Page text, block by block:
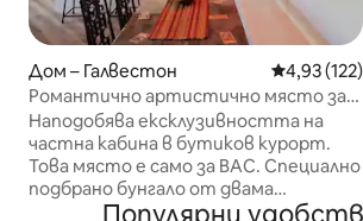
Дом – Галвестон Средна
4,93 (122)
Романтично артистично място за
почивка, хидромасажна вана, Sugar
Lafitte
Наподобява ексклузивността на
частна кабина в бутиков курорт.
Това място е само за ВАС. Специално
подбрано бунгало от двама
любители на изкуството,